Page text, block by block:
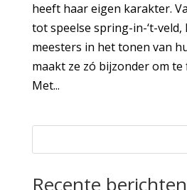
heeft haar eigen karakter.
tot speelse spring-in-‘t-veld,
meesters in het tonen van
maakt ze zó bijzonder om
Met...
Recente berichten